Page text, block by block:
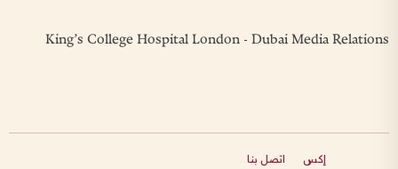
King’s College Hospital London - Dubai Media Relations
إكس
اتصل بنا